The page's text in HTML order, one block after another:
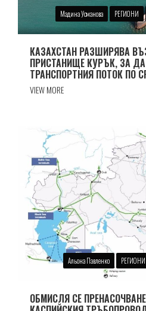
Мадина Усманова РЕГИОНИ
КАЗАХСТАН РАЗШИРЯВА
ПРИСТАНИЩЕ КУРЪК, ЗА
ТРАНСПОРТНИЯ ПОТОК ПО
VIEW MORE
Альона Павленко РЕГИОНИ
ОБМИСЛЯ СЕ